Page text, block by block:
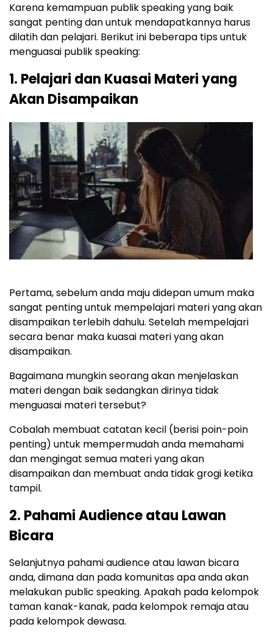
Karena kemampuan publik speaking yang baik
sangat penting dan untuk mendapatkannya harus
dilatih dan pelajari. Berikut ini beberapa tips untuk
menguasai publik speaking:
1. Pelajari dan Kuasai Materi yang
Akan Disampaikan
Pertama, sebelum anda maju didepan umum maka
sangat penting untuk mempelajari materi yang akan
disampaikan terlebih dahulu. Setelah mempelajari
secara benar maka kuasai materi yang akan
disampaikan.
Bagaimana mungkin seorang akan menjelaskan
materi dengan baik sedangkan dirinya tidak
menguasai materi tersebut?
Cobalah membuat catatan kecil (berisi poin-poin
penting) untuk mempermudah anda memahami
dan mengingat semua materi yang akan
disampaikan dan membuat anda tidak grogi ketika
tampil.
2. Pahami Audience atau Lawan
Bicara
Selanjutnya pahami audience atau lawan bicara
anda, dimana dan pada komunitas apa anda akan
melakukan public speaking. Apakah pada kelompok
taman kanak-kanak, pada kelompok remaja atau
pada kelompok dewasa.